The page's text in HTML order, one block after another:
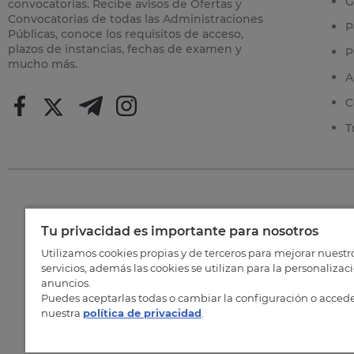
convocatorias. Recibe avisos de Ofertas y
Convocatorias de todas las Administraciones
Públicas, conoce los requisitos de acceso,
plazos de instancias, fechas de examen y
mucho más.
Tu privacidad es importante para nosotros
Utilizamos cookies propias y de terceros para mejorar
servicios, además las cookies se utilizan para la
anuncios.
Puedes aceptarlas todas o cambiar la configuración o
nuestra política de privacidad